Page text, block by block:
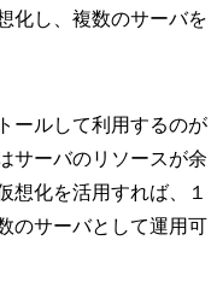
化し、複数のサーバを
ールして利用するのが
サーバのリソースが余
想化を活用すれば、１
のサーバとして運用可